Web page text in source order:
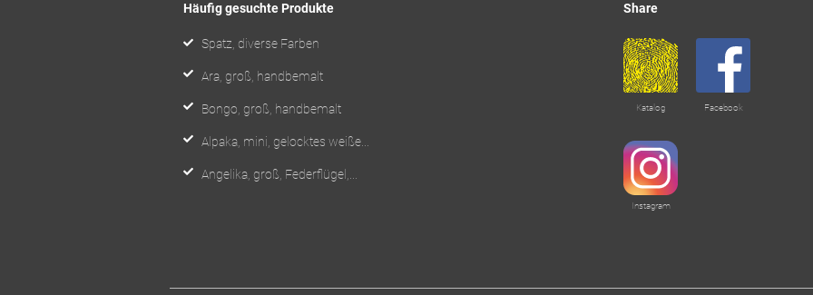
Häufig gesuchte Produkte
Spatz, diverse Farben
Ara, groß, handbemalt
Bongo, groß, handbemalt
Alpaka, mini, gelocktes weiße...
Angelika, groß, Federflügel,...
Share
Katalog Facebook
Instagram